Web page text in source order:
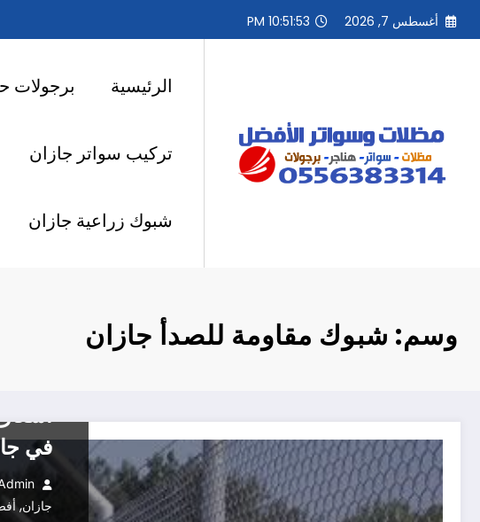
التجاوز
أغسطس 7, 2026 10:51:53 PM
الرئيسية برجولات
تركيب سواتر جازان
شبوك زراعية جازان
وسم: شبوك مقاومة للصدأ جازان
في
جازان,